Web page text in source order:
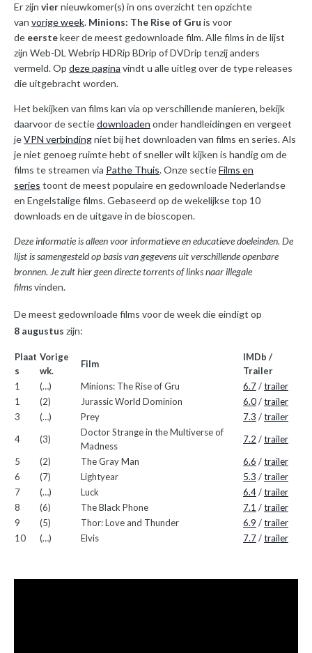
Er zijn viernieuwkomer(s) in ons overzicht ten opzichte
van vorige week. Minions: The Rise of Gru is voor
de eerstekeer de meest gedownloade film. Alle films in de lijst
zijn Web-DL Webrip HDRip BDrip of DVDrip tenzij anders
vermeld. Op deze pagina vindt u alle uitleg over de type releases
die uitgebracht worden.
Het bekijken van films kan via op verschillende manieren, bekijk
daarvoor de sectiedownloaden onder handleidingen en vergeet
jeVPN verbindingniet bij het downloaden van films en series. Als
je niet genoeg ruimte hebt of sneller wilt kijken is handig om de
films te streamen via Pathe Thuis. Onze sectieFilms en
series toont de meest populaire en gedownloade Nederlandse
en Engelstalige films. Gebaseerd op de wekelijkse top 10
downloads en de uitgave in de bioscopen.
Deze informatie is alleen voor informatieve en educatieve doeleinden. De
lijst is samengesteld op basis van gegevens uit verschillende openbare
bronnen. Je zult hier geen directe torrents of links naar illegale
filmsvinden.
De meest gedownloade films voor de week die eindigt op
8 augustus zijn:
Plaat
s
Vorige
wk.
Film
IMDb /
Trailer
1
(…) Minions: The Rise of Gru 6.7/trailer
1
(2) Jurassic World Dominion 6.0/trailer
3
(…) Prey 7.3 /trailer
4
(3)
Doctor Strange in the Multiverse of
Madness
7.2 /trailer
5
(2) The Gray Man 6.6 /trailer
6
(7) Lightyear 5.3 /trailer
7
(…) Luck 6.4/trailer
8
(6) The Black Phone 7.1 /trailer
9
(5) Thor: Love and Thunder 6.9 /trailer
10
(…) Elvis 7.7/trailer